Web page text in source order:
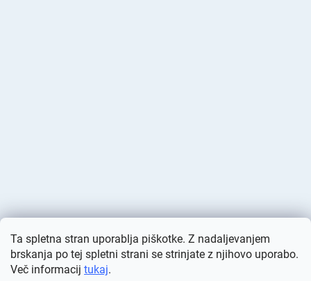
Ta spletna stran uporablja piškotke. Z nadaljevanjem
brskanja po tej spletni strani se strinjate z njihovo uporabo.
Več informacij tukaj.